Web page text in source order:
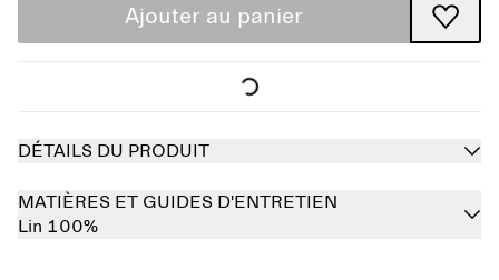
Ajouter au panier
DÉTAILS DU PRODUIT
MATIÈRES ET GUIDES D'ENTRETIEN
Lin 100%